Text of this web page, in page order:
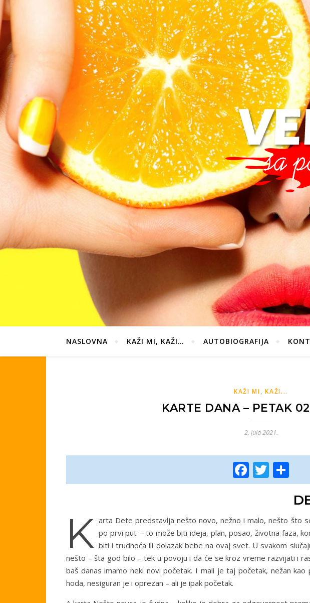
NASLOVNA KAŽI MI, KAŽI… AUTOBIOGRAFIJA
KAŽI MI, KAŽI...
KARTE DANA – PETAK
2. jula 2021.
Facebook
K arta Dete predstavlja nešto novo, nežno i malo, nešto što
po prvi put – to može biti ideja, plan, posao, životna faza,
biti i trudnoća ili dolazak bebe na ovaj svet. U svakom
nešto – šta god bilo – tek u povoju i da će se kroz vreme razvijati i
baš danas imamo neki novi početak. I mali je taj početak, nežan
hoda, nesiguran je i oprezan – ali je ipak početak.